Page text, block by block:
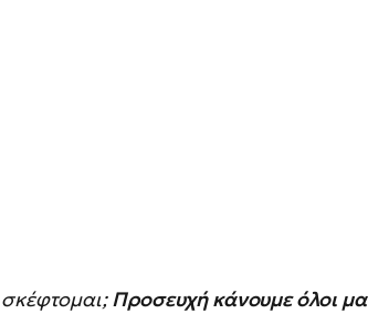
Προσευχή κάνουμε όλοι